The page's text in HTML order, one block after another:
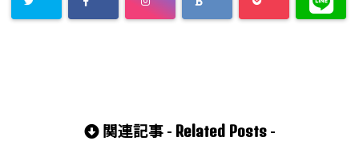
関連記事 - Related Posts-